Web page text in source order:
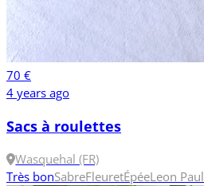
70 €
4 years ago
Sacs à roulettes
Wasquehal (FR)
Très bonSabreFleuretÉpéeLeon Paul